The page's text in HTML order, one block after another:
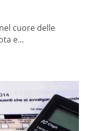
cuore delle
e…